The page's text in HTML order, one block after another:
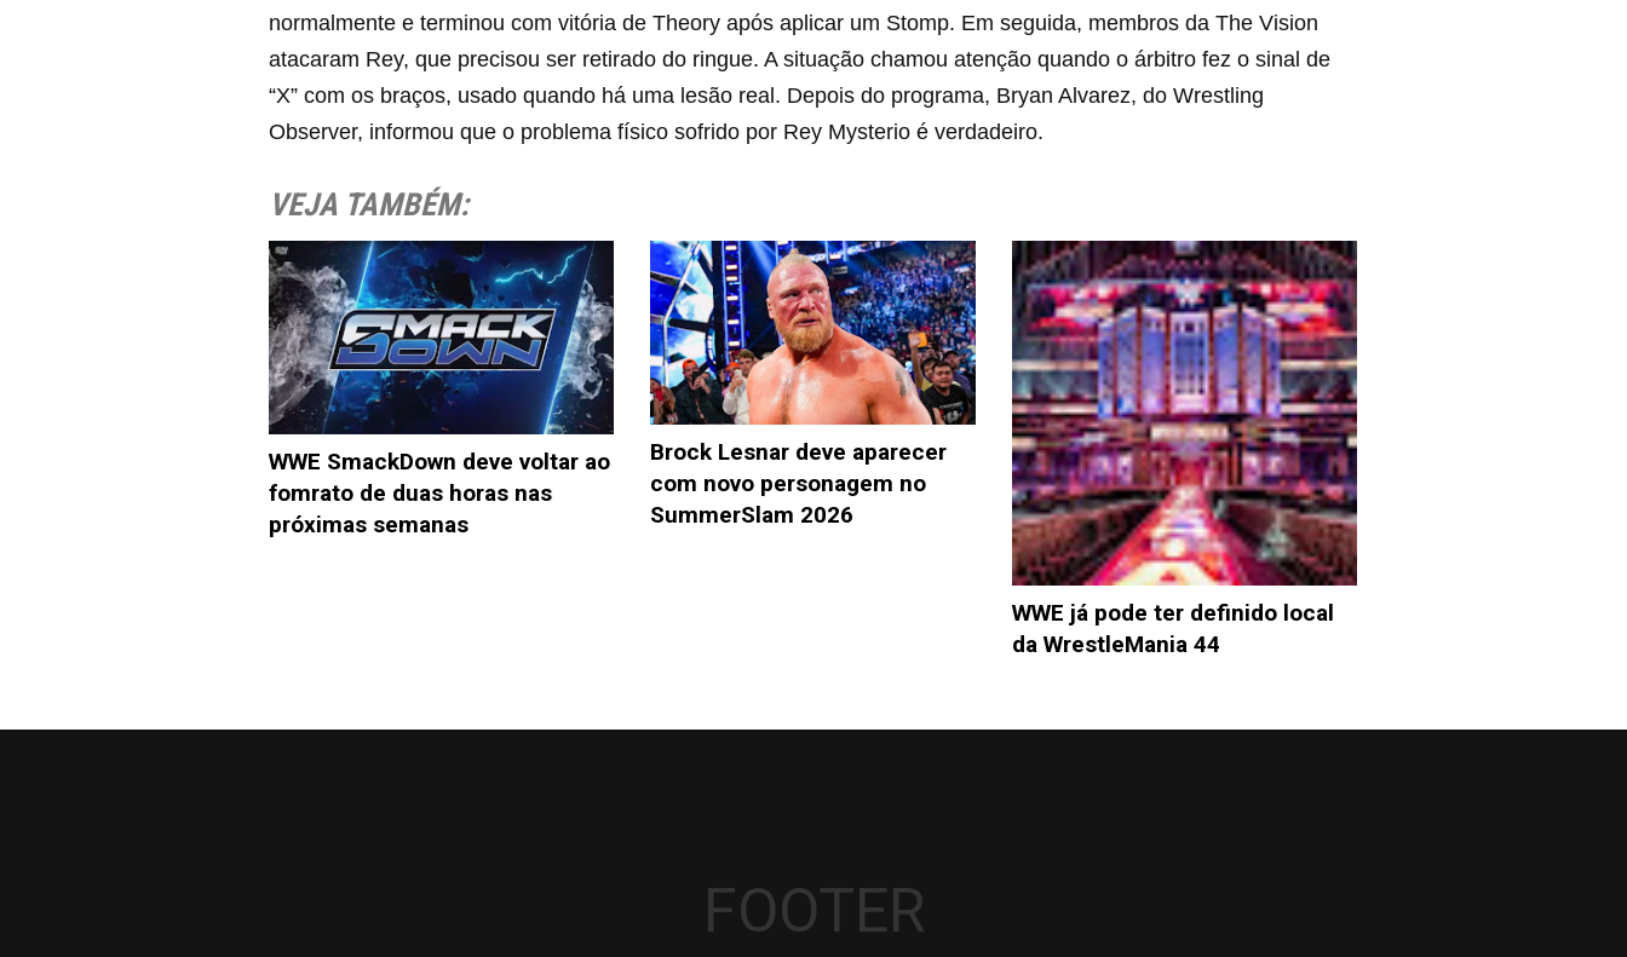
normalmente e terminou com vitória de Theory após aplicar um Stomp. Em seguida, membros da The Vision
atacaram Rey, que precisou ser retirado do ringue. A situação chamou atenção quando o árbitro fez o sinal de
“X” com os braços, usado quando há uma lesão real. Depois do programa, Bryan Alvarez, do Wrestling
Observer, informou que o problema físico sofrido por Rey Mysterio é verdadeiro.
VEJA TAMBÉM:
WWE SmackDown deve voltar ao
fomrato de duas horas nas
próximas semanas
Brock Lesnar deve aparecer
com novo personagem no
SummerSlam 2026
WWE já pode ter definido local
da WrestleMania 44
FOOTER